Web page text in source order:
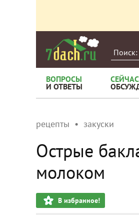
ВОПРОСЫ
И ОТВЕТЫ
СЕЙЧАС
рецепты закуски
Острые
молоком
В избранное!